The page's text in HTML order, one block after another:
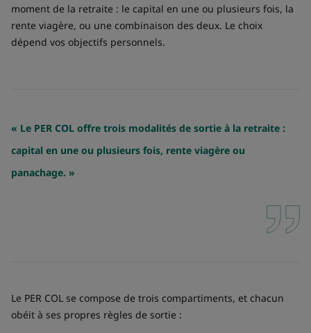
moment de la retraite : le capital en une ou plusieurs fois, la
rente viagère, ou une combinaison des deux. Le choix
dépend vos objectifs personnels.
« Le PER COL offre trois modalités de sortie à la retraite :
capital en une ou plusieurs fois, rente viagère ou
panachage. »
Le PER COL se compose de trois compartiments, et chacun
obéit à ses propres règles de sortie :